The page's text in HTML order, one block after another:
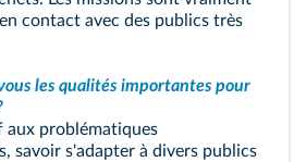
contact avec des publics très
les qualités importantes pour
problématiques
savoir s'adapter à divers publics